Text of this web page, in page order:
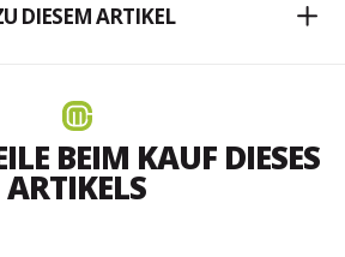
DIESEM ARTIKEL
BEIM KAUF DIESES
ARTIKELS